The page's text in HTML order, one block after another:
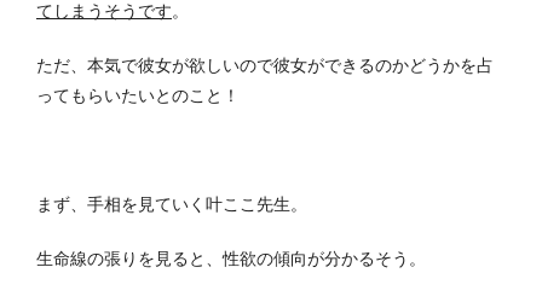
てしまうそうです。
ただ、本気で彼女が欲しいので彼女ができるのかどうかを占
ってもらいたいとのこと！
まず、手相を見ていく叶ここ先生。
生命線の張りを見ると、性欲の傾向が分かるそう。